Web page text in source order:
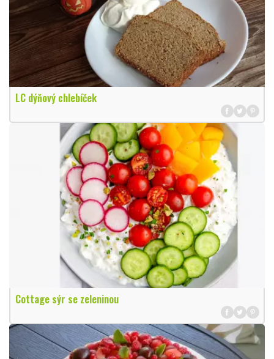
LC dýňový chlebíček
Cottage sýr se zeleninou